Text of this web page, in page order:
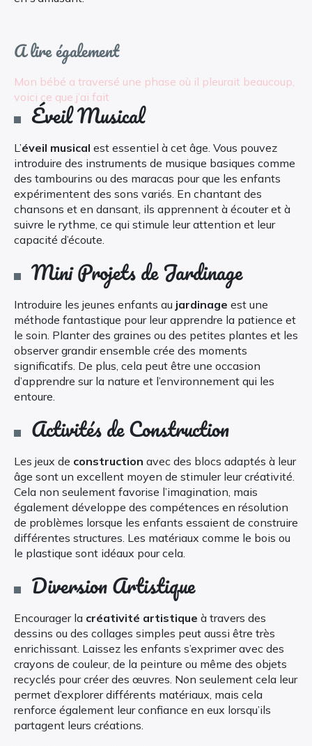
A lire également
Mon bébé a traversé une phase où il pleurait beaucoup,
voici ce que j’ai fait
Éveil Musical
L’éveil musical est essentiel à cet âge. Vous pouvez
introduire des instruments de musique basiques comme
des tambourins ou des maracas pour que les enfants
expérimentent des sons variés. En chantant des
chansons et en dansant, ils apprennent à écouter et à
suivre le rythme, ce qui stimule leur attention et leur
capacité d’écoute.
Mini Projets de Jardinage
Introduire les jeunes enfants au jardinage est une
méthode fantastique pour leur apprendre la patience et
le soin. Planter des graines ou des petites plantes et les
observer grandir ensemble crée des moments
significatifs. De plus, cela peut être une occasion
d’apprendre sur la nature et l’environnement qui les
entoure.
Activités de Construction
Les jeux de construction avec des blocs adaptés à leur
âge sont un excellent moyen de stimuler leur créativité.
Cela non seulement favorise l’imagination, mais
également développe des compétences en résolution
de problèmes lorsque les enfants essaient de construire
différentes structures. Les matériaux comme le bois ou
le plastique sont idéaux pour cela.
Diversion Artistique
Encourager la créativité artistique à travers des
dessins ou des collages simples peut aussi être très
enrichissant. Laissez les enfants s’exprimer avec des
crayons de couleur, de la peinture ou même des objets
recyclés pour créer des œuvres. Non seulement cela leur
permet d’explorer différents matériaux, mais cela
renforce également leur confiance en eux lorsqu’ils
partagent leurs créations.